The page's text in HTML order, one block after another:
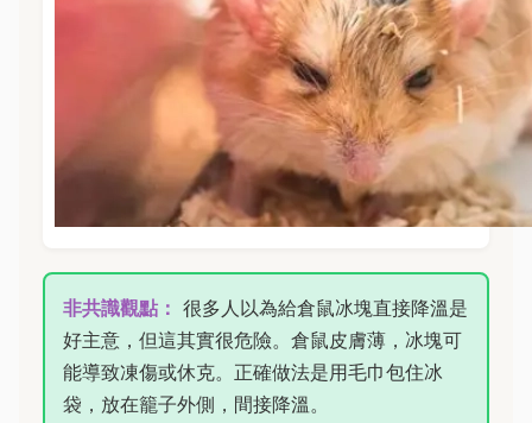
非共識觀點： 很多人以為給倉鼠冰塊直接降溫是
好主意，但這其實很危險。倉鼠皮膚薄，冰塊可
能導致凍傷或休克。正確做法是用毛巾包住冰
袋，放在籠子外側，間接降溫。